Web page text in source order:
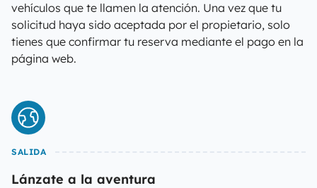
vehículos que te llamen la atención. Una vez que tu
solicitud haya sido aceptada por el propietario, solo
tienes que confirmar tu reserva mediante el pago en la
página web.
SALIDA
Lánzate a la aventura